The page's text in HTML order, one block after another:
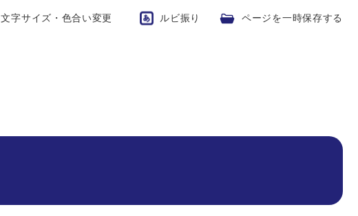
文字サイズ・色合い変更 ルビ振り ページを一時保存する